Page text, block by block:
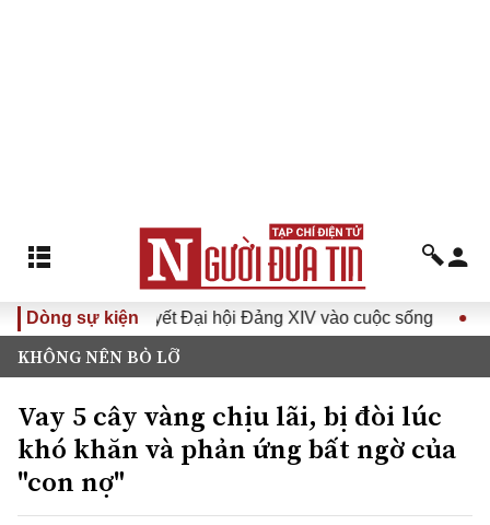
Dòng sự kiện
Đưa Nghị quyết Đại hội Đảng XIV vào cuộc sống Hướng
KHÔNG NÊN BỎ LỠ
Vay 5 cây vàng chịu lãi, bị đòi lúc
khó khăn và phản ứng bất ngờ của
"con nợ"